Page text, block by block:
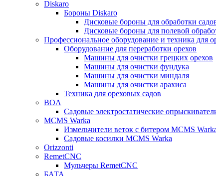
Diskaro
Бороны Diskaro
Дисковые бороны для обработки
Дисковые бороны для полевой
Профессиональное оборудование и техника для
Оборудование для переработки орехов
Машины для очистки грецких орехов
Машины для очистки фундука
Машины для очистки миндаля
Машины для очистки арахиса
Техника для ореховых садов
BOA
Садовые электростатические
MCMS Warka
Измельчители веток с битером MCMS
Садовые косилки MCMS Warka
Orizzonti
RemetCNC
Мульчеры RemetCNC
БАТА